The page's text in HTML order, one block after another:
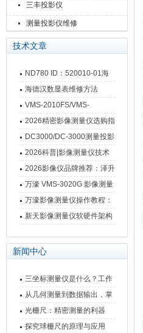
三丰投影仪
测量投影仪维修
技术文章
ND780 ID：520010-01海
德汉数显表故障维修内容
海德汉数显表维修方法
VMS-2010FS/VMS-
3020FS/VMS-4030FS手动
影像测量仪技术参数
2026精密影像测量仪选购指
南 靠谱品牌一站式选型推荐
DC3000/DC-3000测量投影
仪万濠数据处理器数显表故
障维修方法
2026科普|影像测量仪技术
原理、分类及选型应用
2026影像仪品牌推荐：泽升
影像测量仪选型指南
万濠 VMS-3020G 影像测量
仪技术规格与应用解析
万濠影像测量仪操作教程：
从开机到出报告，新手也能
新天影像测量仪软硬件架构
新闻中心
三坐标测量仪是什么？工作
原理、分类与核心功能一次
讲清
从几何测量到数据输出，掌
握万濠影像测量仪的六大核
心能力
光栅尺：精密测量的利器
探究球栅尺的原理与应用